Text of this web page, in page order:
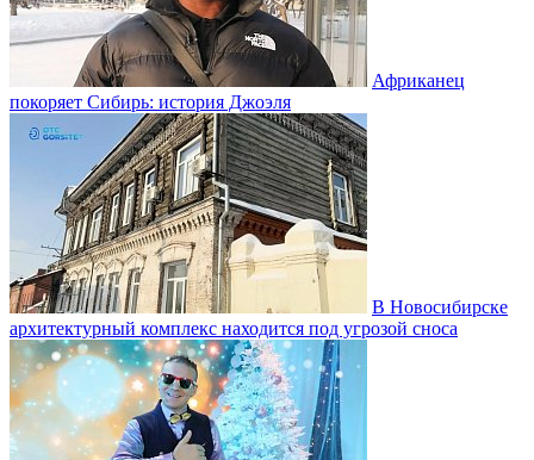
Африканец
покоряет Сибирь: история Джоэля
В Новосибирске
архитектурный комплекс находится под угрозой сноса